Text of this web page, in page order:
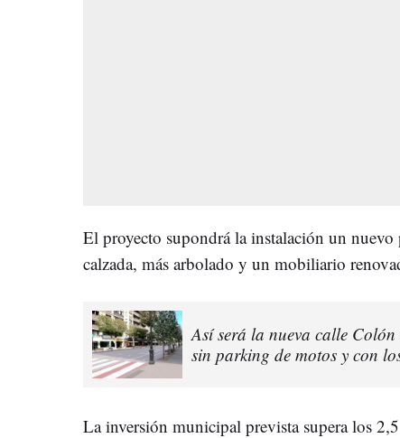
El proyecto supondrá la instalación un
calzada, más arbolado y un mobiliario
Así será la nueva calle
sin parking de motos y con
La inversión municipal prevista supera los